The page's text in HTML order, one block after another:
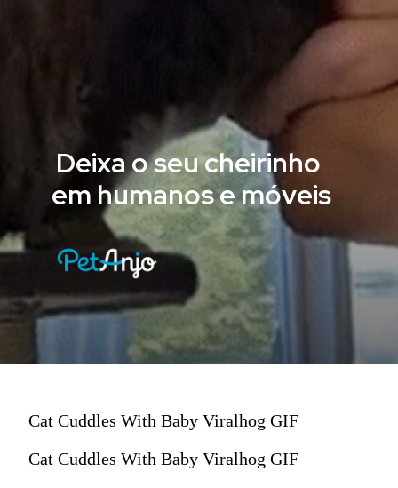
Deixa o seu cheirinho
em humanos e móveis
Cat Cuddles With Baby Viralhog GIF
Cat Cuddles With Baby Viralhog GIF